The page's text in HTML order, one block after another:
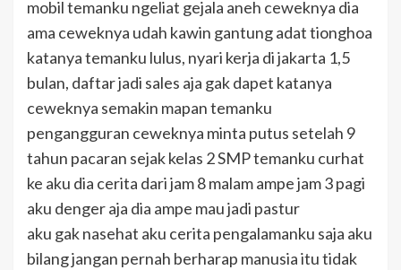
mobil temanku ngeliat gejala aneh ceweknya dia
ama ceweknya udah kawin gantung adat tionghoa
katanya temanku lulus, nyari kerja di jakarta 1,5
bulan, daftar jadi sales aja gak dapet katanya
ceweknya semakin mapan temanku
pengangguran ceweknya minta putus setelah 9
tahun pacaran sejak kelas 2 SMP temanku curhat
ke aku dia cerita dari jam 8 malam ampe jam 3 pagi
aku denger aja dia ampe mau jadi pastur
aku gak nasehat aku cerita pengalamanku saja aku
bilang jangan pernah berharap manusia itu tidak